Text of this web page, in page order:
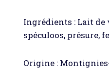
Ingrédients : Lait de
spéculoos, présure,
Origine :